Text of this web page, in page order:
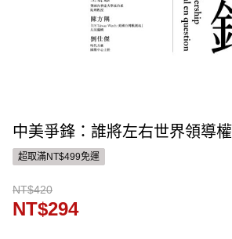
中美爭鋒：誰將左右世界領導權
超取滿NT$499免運
NT$420
NT$294